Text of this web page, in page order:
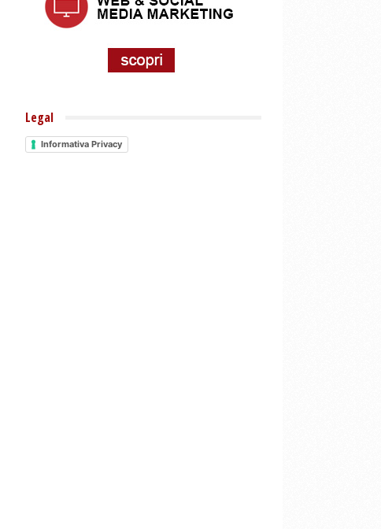
Legal
Informativa Privacy